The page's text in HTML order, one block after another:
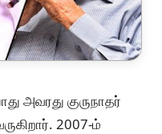
அவரது குருநாதர்
2007-ம்